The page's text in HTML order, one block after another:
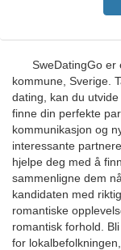
SweDatingGo
kommune, Sverige.
dating, kan du
finne din perfekte
kommunikasjon og
interessante
hjelpe deg med å
sammenligne dem
kandidaten med
romantiske
romantisk forhold.
for